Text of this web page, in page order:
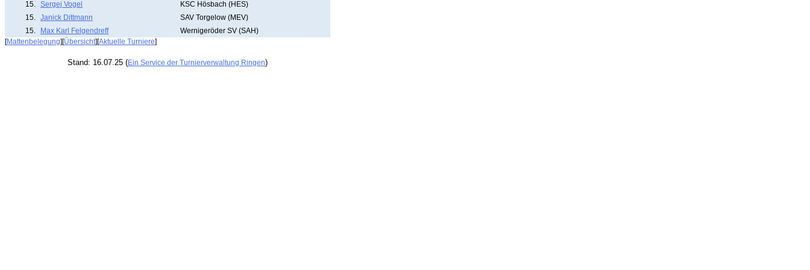
15. Sergej Vogel
KSC Hösbach (HES)
15. Janick Dittmann
SAV Torgelow (MEV)
15.
Max Karl Felgendreff
Wernigeröder SV (SAH)
[Mattenbelegung][Übersicht][Aktuelle Turniere]
Stand: 16.07.25 (Ein Service der Turnierverwaltung Ringen)